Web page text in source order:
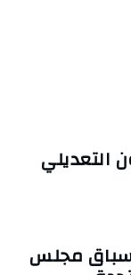
التعديلي
مجلس